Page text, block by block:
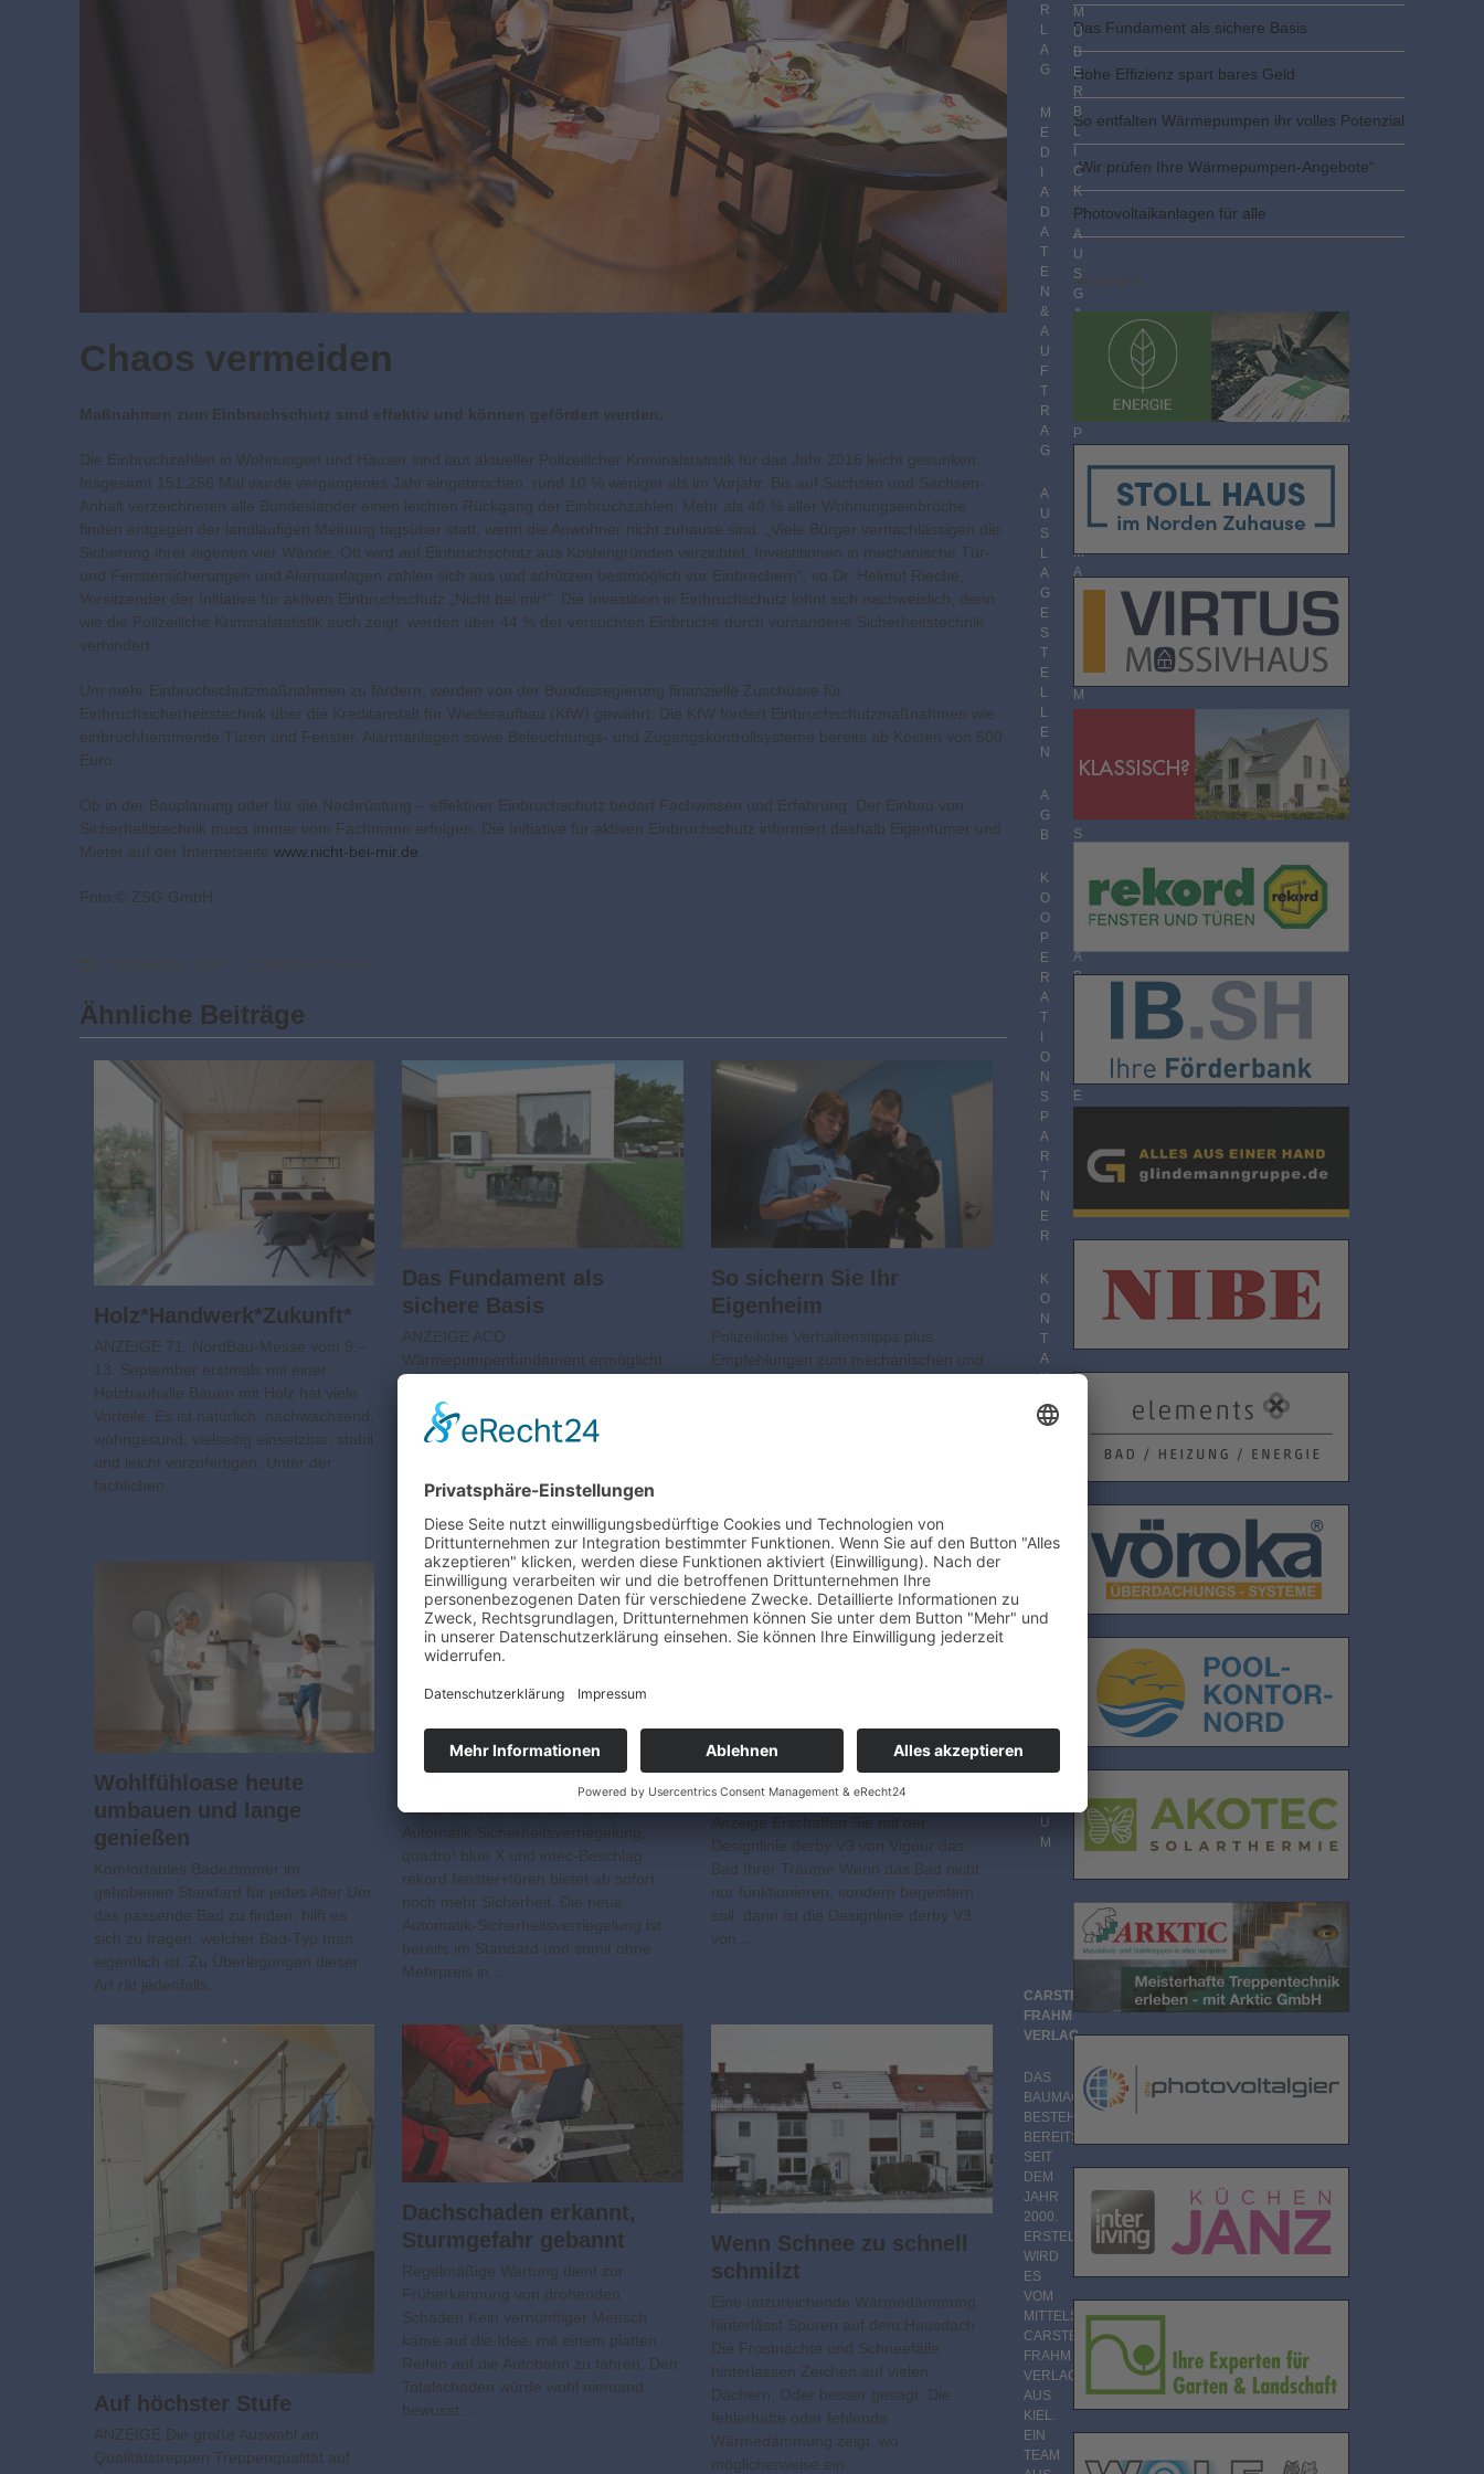
Chaos vermeiden
Maßnahmen zum Einbruchschutz sind effektiv und können gefördert werden.
Die Einbruchzahlen in Wohnungen und Häuser sind laut aktueller Polizeilicher Kriminalstatistik für das Jahr 2016 leicht gesunken:
Insgesamt 151.256 Mal wurde vergangenes Jahr eingebrochen, rund 10 % weniger als im Vorjahr. Bis auf Sachsen und Sachsen-
Anhalt verzeichneten alle Bundesländer einen leichten Rückgang der Einbruchzahlen. Mehr als 40 % aller Wohnungseinbrüche
finden entgegen der landläufigen Meinung tagsüber statt, wenn die Anwohner nicht zuhause sind. „Viele Bürger vernachlässigen die
Sicherung ihrer eigenen vier Wände. Oft wird auf Einbruchschutz aus Kostengründen verzichtet. Investitionen in mechanische Tür-
und Fenstersicherungen und Alarmanlagen zahlen sich aus und schützen bestmöglich vor Einbrechern“, so Dr. Helmut Rieche,
Vorsitzender der Initiative für aktiven Einbruchschutz „Nicht bei mir!“. Die Investition in Einbruchschutz lohnt sich nachweislich, denn
wie die Polizeiliche Kriminalstatistik auch zeigt, werden über 44 % der versuchten Einbrüche durch vorhandene Sicherheitstechnik
verhindert.
Um mehr Einbruchschutzmaßnahmen zu fördern, werden von der Bundesregierung finanzielle Zuschüsse für
Einbruchsicherheitstechnik über die Kreditanstalt für Wiederaufbau (KfW) gewährt. Die KfW fördert Einbruchschutzmaßnahmen wie
einbruchhemmende Türen und Fenster, Alarmanlagen sowie Beleuchtungs- und Zugangskontrollsysteme bereits ab Kosten von 500
Euro.
Ob in der Bauplanung oder für die Nachrüstung – effektiver Einbruchschutz bedarf Fachwissen und Erfahrung. Der Einbau von
Sicherheitstechnik muss immer vom Fachmann erfolgen. Die Initiative für aktiven Einbruchschutz informiert deshalb Eigentümer und
Mieter auf der Internetseite www.nicht-bei-mir.de.
Foto:© ZSG GmbH
Ähnliche Beiträge
Holz*Handwerk*Zukunft*
ANZEIGE 71. NordBau-Messe vom 9.–
13. September erstmals mit einer
Holzbauhalle Bauen mit Holz hat viele
Vorteile. Es ist natürlich, nachwachsend,
wohngesund, vielseitig einsetzbar, stabil
und leicht vorzufertigen. Unter der
fachlichen…
Das Fundament als
sichere Basis
ANZEIGE ACO
Wärmepumpenfundament ermöglicht
Wärmepumpe Zum Schutz von
Gebäuden trägt das WaterTech-
Wärmepumpenfundament, bei. Aus
Hochleistungsbeton hergestellt, spart…
So sichern Sie Ihr
Eigenheim
Polizeiliche Verhaltenstipps plus
Empfehlungen zum mechanischen und
Wohlfühloase heute
umbauen und lange
genießen
Komfortables Badezimmer im
gehobenen Standard für jedes Alter Um
das passende Bad zu finden, hilft es
sich zu fragen, welcher Bad-Typ man
eigentlich ist. Zu Überlegungen dieser
Art rät jedenfalls…
Mehr Sicherheit durch
neues Haustür-Schloss
ANZEIGE Neuheiten bei rekord:
Automatik-Sicherheitsverriegelung,
quadro! blue X und intec-Beschlag
rekord fenster+türen bietet ab sofort
noch mehr Sicherheit. Die neue
Automatik-Sicherheitsverriegelung ist
bereits im Standard und somit ohne
Mehrpreis in…
Mehr als Design
Anzeige Erschaffen Sie mit der
Designlinie derby V3 von Vigour das
Bad Ihrer Träume Wenn das Bad nicht
nur funktionieren, sondern begeistern
soll, dann ist die Designlinie derby V3
von…
Auf höchster Stufe
ANZEIGE Die große Auswahl an
Qualitätstreppen Treppenqualität auf
Dachschaden erkannt,
Sturmgefahr gebannt
Regelmäßige Wartung dient zur
Früherkennung von drohenden
Schäden Kein vernünftiger Mensch
käme auf die Idee, mit einem platten
Reifen auf die Autobahn zu fahren. Den
Totalschaden würde wohl niemand
bewusst…
Wenn Schnee zu schnell
schmilzt
Eine unzureichende Wärmedämmung
hinterlässt Spuren auf dem Hausdach
Die Frostnächte und Schneefälle
hinterlassen Zeichen auf vielen
Dächern. Oder besser gesagt: Die
fehlerhafte oder fehlende
Wärmedämmung zeigt, wo
möglicherweise ein
Das Fundament als sichere Basis
Hohe Effizienz spart bares Geld
So entfalten Wärmepumpen ihr volles Potenzial
„Wir prüfen Ihre Wärmepumpen-Angebote“
Photovoltaik­­anlagen für alle
Anzeigen
R
L
A
G
M
E
D
A
D
A
T
E
N
&
A
U
F
T
R
A
G
A
U
S
L
A
G
E
S
T
E
L
L
E
N
A
G
B
K
O
O
P
E
R
A
T
O
N
S
P
A
R
T
N
E
R
K
O
N
T
A
K
S
T
U
M
M
Ü
B
E
R
B
L
C
K
A
U
S
G
A
P
M
A
M
B
S
A
B
E
CARSTEN
FRAHM
VERLAG
DAS
BAUMAGAZIN
BESTEHT
BEREITS
SEIT
DEM
JAHR
2000.
ERSTELLT
WIRD
ES
VOM
MITTELSTÄNDISCHEN
CARSTEN
FRAHM
VERLAG
AUS
KIEL.
EIN
TEAM